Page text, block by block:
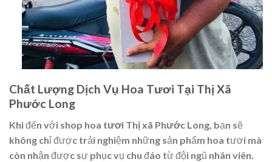
Chất Lượng Dịch Vụ Hoa Tươi Tại Thị Xã
Phước Long
Khi đến với shop hoa tươi Thị xã Phước Long , bạn sẽ
không chỉ được trải nghiệm những sản phẩm hoa tươi mà
còn nhận được sự phục vụ chu đáo từ đội ngũ nhân viên.